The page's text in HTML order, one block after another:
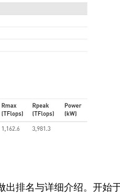
排名与详细介绍。开始